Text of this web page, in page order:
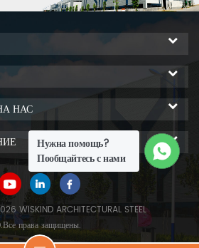
Нужна помощь?
Пообщайтесь с нами
НАС
WISKIND ARCHITECTURAL STEEL
права защищены.